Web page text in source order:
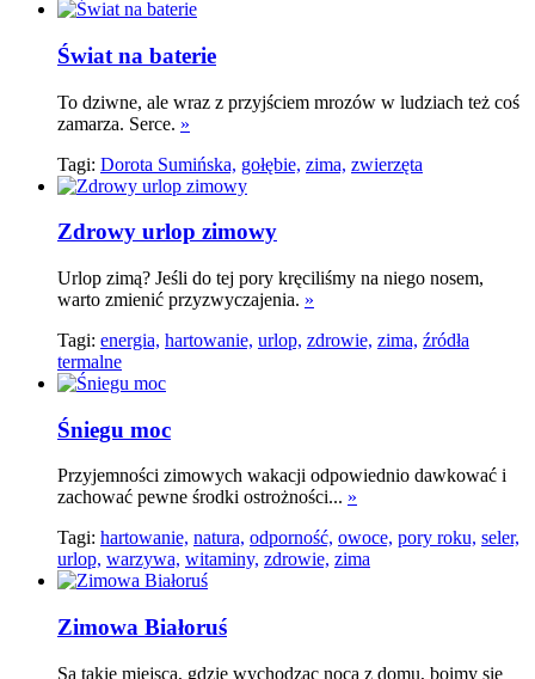
Świat na baterie
To dziwne, ale wraz z przyjściem mrozów w ludziach też coś
zamarza. Serce. »
Tagi: Dorota Sumińska, gołębie, zima, zwierzęta
Zdrowy urlop zimowy
Urlop zimą? Jeśli do tej pory kręciliśmy na niego nosem,
warto zmienić przyzwyczajenia. »
Tagi: energia, hartowanie, urlop, zdrowie, zima, źródła
termalne
Śniegu moc
Przyjemności zimowych wakacji odpowiednio dawkować i
zachować pewne środki ostrożności... »
Tagi: hartowanie, natura, odporność, owoce, pory roku, seler,
urlop, warzywa, witaminy, zdrowie, zima
Zimowa Białoruś
Są takie miejsca, gdzie wychodząc nocą z domu, boimy się